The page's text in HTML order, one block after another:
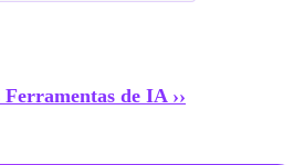
Ferramentas de IA ››